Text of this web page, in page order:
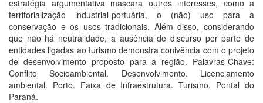
estratégia argumentativa mascara outros interesses, como a
territorialização industrial-portuária, o (não) uso para a
conservação e os usos tradicionais. Além disso, considerando
que não há neutralidade, a ausência de discurso por parte de
entidades ligadas ao turismo demonstra conivência com o projeto
de desenvolvimento proposto para a região. Palavras-Chave:
Conflito Socioambiental. Desenvolvimento. Licenciamento
ambiental. Porto. Faixa de Infraestrutura. Turismo. Pontal do
Paraná.